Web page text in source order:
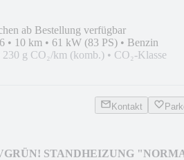
ab Bestellung verfügbar
• 10 km • 61 kW (83 PS) • Benzin
230 g CO₂/km (komb.) • CO₂-Klasse
Kontakt
STANDHEIZUNG